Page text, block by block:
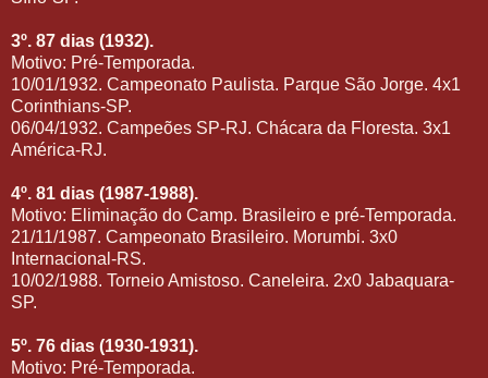
3º. 87 dias (1932).
Motivo: Pré-Temporada.
10/01/1932. Campeonato Paulista. Parque São Jorge. 4x1
Corinthians-SP.
06/04/1932. Campeões SP-RJ. Chácara da Floresta. 3x1
América-RJ.
4º. 81 dias (1987-1988).
Motivo: Eliminação do Camp. Brasileiro e pré-Temporada.
21/11/1987. Campeonato Brasileiro. Morumbi. 3x0
Internacional-RS.
10/02/1988. Torneio Amistoso. Caneleira. 2x0 Jabaquara-
SP.
5º. 76 dias (1930-1931).
Motivo: Pré-Temporada.